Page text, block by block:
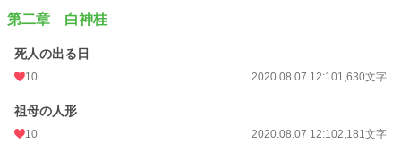
第二章 白神桂
死人の出る日
10 2020.08.07 12:101,630文字
祖母の人形
10 2020.08.07 12:102,181文字